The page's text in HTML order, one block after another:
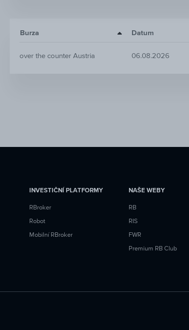
Burza Datum
over the counter Austria 06.08.2026
INVESTIČNÍ PLATFORMY
RBroker
Robot
Mobilní RBroker
NAŠE WEBY
RB
RIS
FWR
Premium RB Club